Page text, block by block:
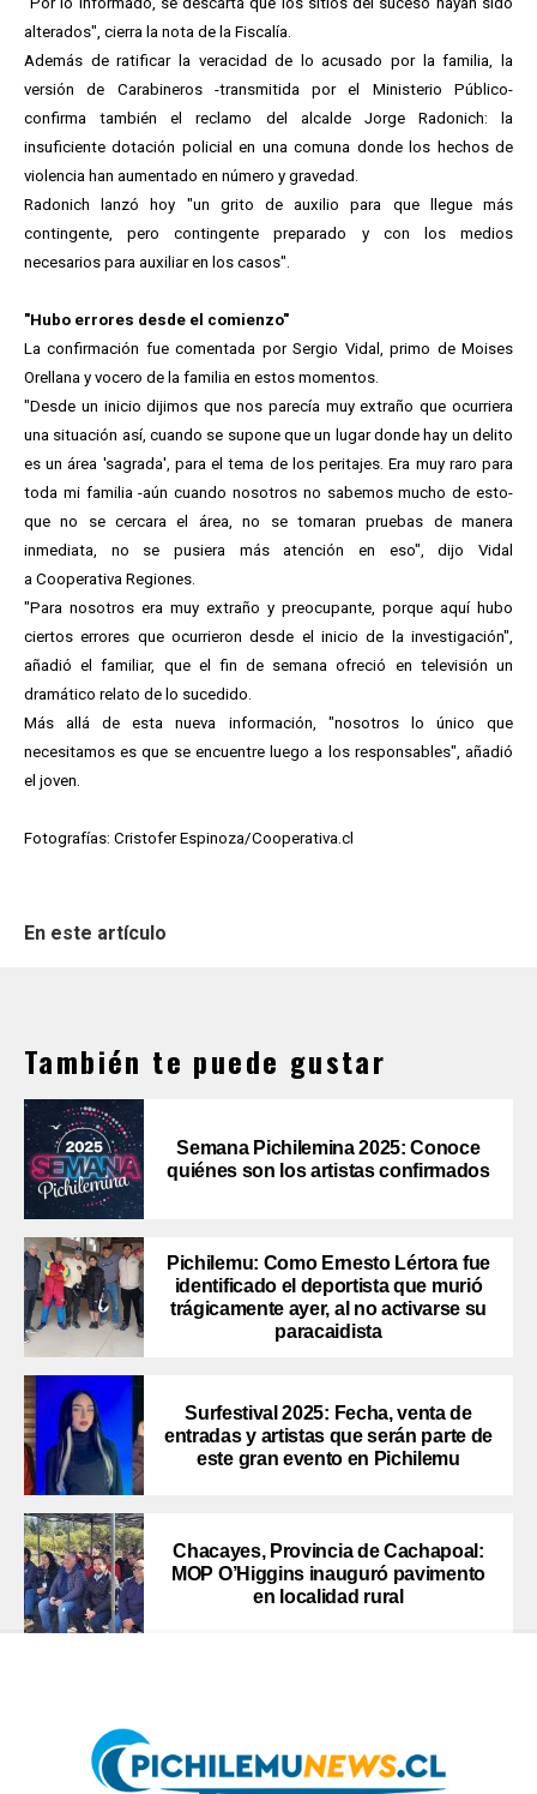
alterados", cierra la nota de la Fiscalía.
Además de ratificar la veracidad de lo acusado por la familia, la
versión de Carabineros -transmitida por el Ministerio Público-
confirma también el reclamo del alcalde Jorge Radonich: la
insuficiente dotación policial en una comuna donde los hechos de
violencia han aumentado en número y gravedad.
Radonich lanzó hoy "un grito de auxilio para que llegue más
contingente, pero contingente preparado y con los medios
necesarios para auxiliar en los casos".
"Hubo errores desde el comienzo"
La confirmación fue comentada por Sergio Vidal, primo de Moises
Orellana y vocero de la familia en estos momentos.
"Desde un inicio dijimos que nos parecía muy extraño que ocurriera
una situación así, cuando se supone que un lugar donde hay un delito
es un área 'sagrada', para el tema de los peritajes. Era muy raro para
toda mi familia -aún cuando nosotros no sabemos mucho de esto-
que no se cercara el área, no se tomaran pruebas de manera
inmediata, no se pusiera más atención en eso", dijo Vidal
a Cooperativa Regiones.
"Para nosotros era muy extraño y preocupante, porque aquí hubo
ciertos errores que ocurrieron desde el inicio de la investigación",
añadió el familiar, que el fin de semana ofreció en televisión un
dramático relato de lo sucedido.
Más allá de esta nueva información, "nosotros lo único que
necesitamos es que se encuentre luego a los responsables", añadió
el joven.
Fotografías: Cristofer Espinoza/Cooperativa.cl
En este artículo
También te puede gustar
Semana Pichilemina 2025: Conoce
quiénes son los artistas confirmados
Pichilemu: Como Ernesto Lértora fue
identificado el deportista que murió
trágicamente ayer, al no activarse su
paracaidista
Surfestival 2025: Fecha, venta de
entradas y artistas que serán parte de
este gran evento en Pichilemu
Chacayes, Provincia de Cachapoal:
MOP O’Higgins inauguró pavimento
en localidad rural